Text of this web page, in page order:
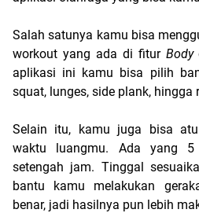
Salah satunya kamu bisa
workout yang ada di fitur Body
aplikasi ini kamu bisa pilih
squat, lunges, side plank, hingga
Selain itu, kamu juga bisa
waktu luangmu. Ada yang
setengah jam. Tinggal
bantu kamu melakukan
benar, jadi hasilnya pun lebih